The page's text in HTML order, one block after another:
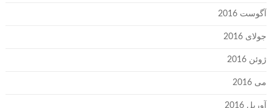
آگوست 2016
جولای 2016
ژوئن 2016
می 2016
آوریل 2016